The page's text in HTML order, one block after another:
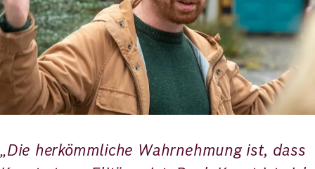
„Die herkömmliche Wahrnehmung ist, dass